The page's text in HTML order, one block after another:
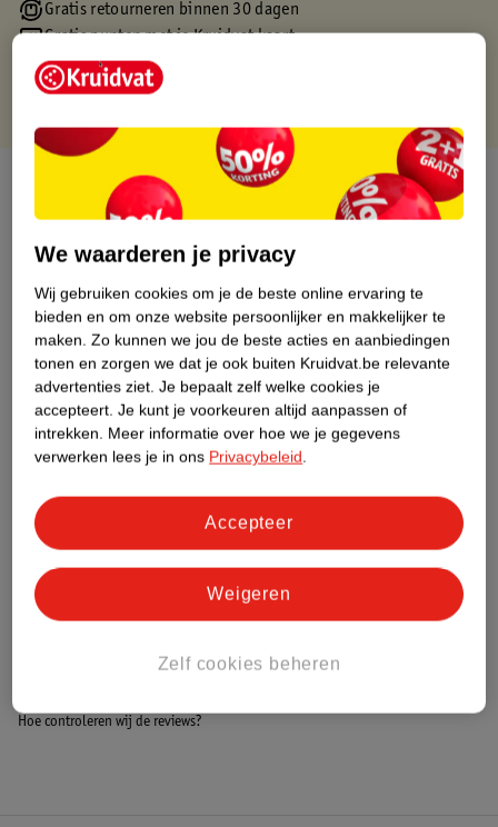
Gratis retourneren binnen 30 dagen
Gratis punten met je Kruidvat kaart
Over dit product
Etiketinformatie
Nature Impact Score
Dit product heeft (nog) geen Nature
Bestel & Bezorginformatie
Bekijk ook
LEGO Botanicals Alle LEGO Bloemen
Hoe controleren wij de reviews?
We waarderen je privacy
Wij gebruiken cookies om je de beste online ervaring te
bieden en om onze website persoonlijker en makkelijker te
maken. Zo kunnen we jou de beste acties en aanbiedingen
tonen en zorgen we dat je ook buiten Kruidvat.be relevante
advertenties ziet. Je bepaalt zelf welke cookies je
accepteert. Je kunt je voorkeuren altijd aanpassen of
intrekken. Meer informatie over hoe we je gegevens
verwerken lees je in ons Privacybeleid.
Zelf cookies beheren
Weigeren
Accepteer